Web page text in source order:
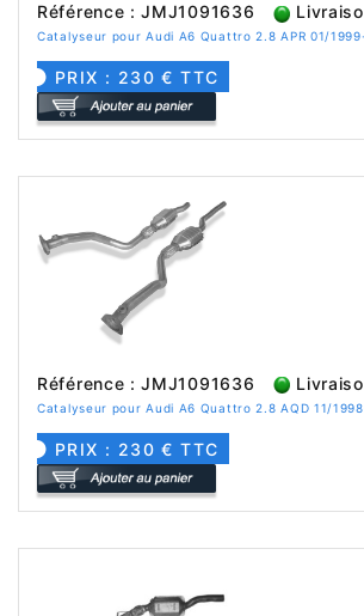
Référence : JMJ1091636
Catalyseur pour Audi A6 Quattro 2.8 APR 01/
PRIX : 230 € TTC
Référence : JMJ1091636
Catalyseur pour Audi A6 Quattro 2.8 AQD 11/
PRIX : 230 € TTC